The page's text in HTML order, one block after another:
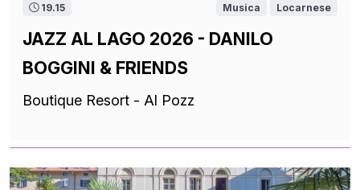
19.15 Musica Locarnese
JAZZ AL LAGO 2026 - DANILO
BOGGINI & FRIENDS
Boutique Resort - Al Pozz